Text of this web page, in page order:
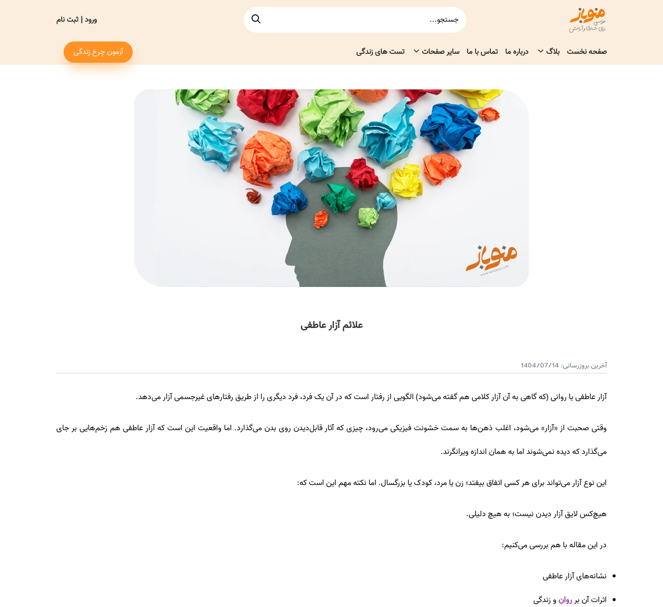
ورود | ثبت نام
صفحه نخست بلاگ درباره ما تماس با ما سایر صفحات تست های زندگی آزمون چرخ زندگی
علائم آزار عاطفی
آخرین بروزرسانی: 1404/07/14
آزار عاطفی یا روانی (که گاهی به آن آزار کلامی هم گفته می‌شود) الگویی از رفتار است که در آن یک فرد، فرد دیگری را از طریق رفتارهای غیرجسمی آزار می‌دهد.
وقتی صحبت از «آزار» می‌شود، اغلب ذهن‌ها به سمت خشونت فیزیکی می‌رود، چیزی که آثار قابل‌دیدن روی بدن می‌گذارد. اما واقعیت این است که آزار عاطفی هم زخم‌هایی بر جای
می‌گذارد که دیده نمی‌شوند اما به همان اندازه ویرانگرند.
این نوع آزار می‌تواند برای هر کسی اتفاق بیفتد؛ زن یا مرد، کودک یا بزرگسال. اما نکته مهم این است که:
هیچ‌کس لایق آزار دیدن نیست؛ به هیچ دلیلی.
در این مقاله با هم بررسی می‌کنیم:
نشانه‌های آزار عاطفی
اثرات آن برروانو زندگی